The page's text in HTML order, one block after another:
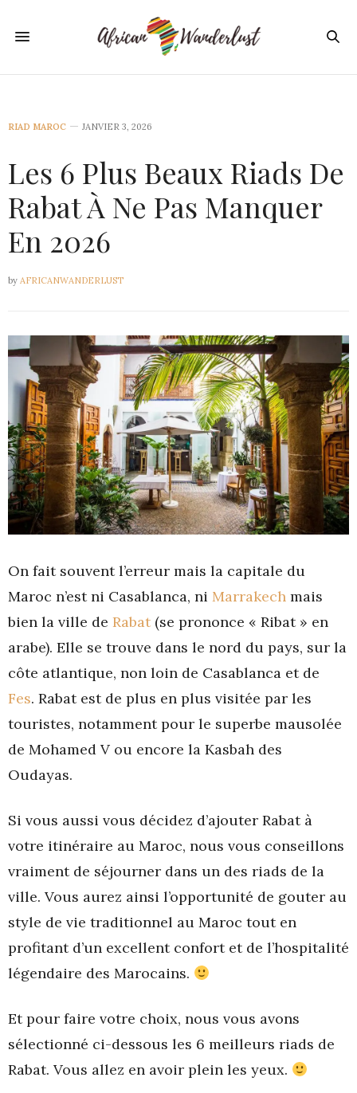
RIAD MAROC JANVIER 3, 2026
Les 6 Plus Beaux Riads De
Rabat À Ne Pas Manquer
En 2026
by AFRICANWANDERLUST
On fait souvent l’erreur mais la capitale du
Maroc n’est ni Casablanca, ni Marrakech mais
bien la ville de Rabat (se prononce « Ribat » en
arabe). Elle se trouve dans le nord du pays, sur la
côte atlantique, non loin de Casablanca et de
Fes. Rabat est de plus en plus visitée par les
touristes, notamment pour le superbe mausolée
de Mohamed V ou encore la Kasbah des
Oudayas.
Si vous aussi vous décidez d’ajouter Rabat à
votre itinéraire au Maroc, nous vous conseillons
vraiment de séjourner dans un des riads de la
ville. Vous aurez ainsi l’opportunité de gouter au
style de vie traditionnel au Maroc tout en
profitant d’un excellent confort et de l’hospitalité
légendaire des Marocains.
Et pour faire votre choix, nous vous avons
sélectionné ci-dessous les 6 meilleurs riads de
Rabat. Vous allez en avoir plein les yeux.